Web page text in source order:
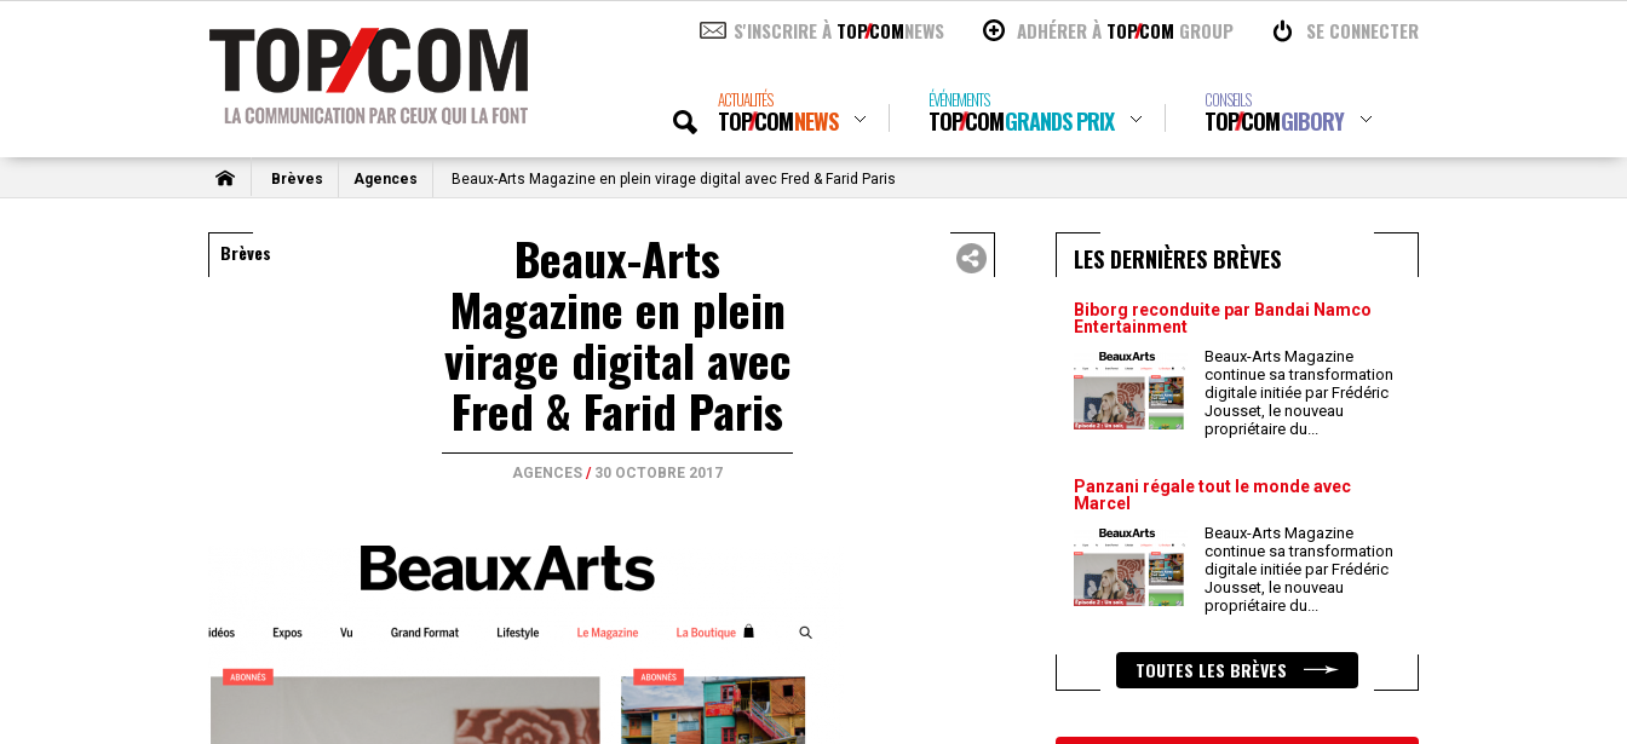
S'INSCRIRE À TOPCOMNEWS ADHÉRER À TOPCOM GROUP SE CONNECTER
ACTUALITÉS
TOPCOMNEWS
ÉVÉNEMENTS
TOPCOMGRANDS PRIX
CONSEILS
TOPCOMGIBORY
Brèves Agences Beaux-Arts Magazine en plein virage digital avec Fred & Farid Paris
Brèves Beaux-Arts
Magazine en plein
virage digital avec
Fred & Farid Paris
AGENCES / 30 OCTOBRE 2017
LES DERNIÈRES BRÈVES
Biborg reconduite par Bandai Namco
Entertainment
Beaux-Arts Magazine
continue sa transformation
digitale initiée par Frédéric
Jousset, le nouveau
propriétaire du...
Panzani régale tout le monde avec
Marcel
Beaux-Arts Magazine
continue sa transformation
digitale initiée par Frédéric
Jousset, le nouveau
propriétaire du...
TOUTES LES BRÈVES